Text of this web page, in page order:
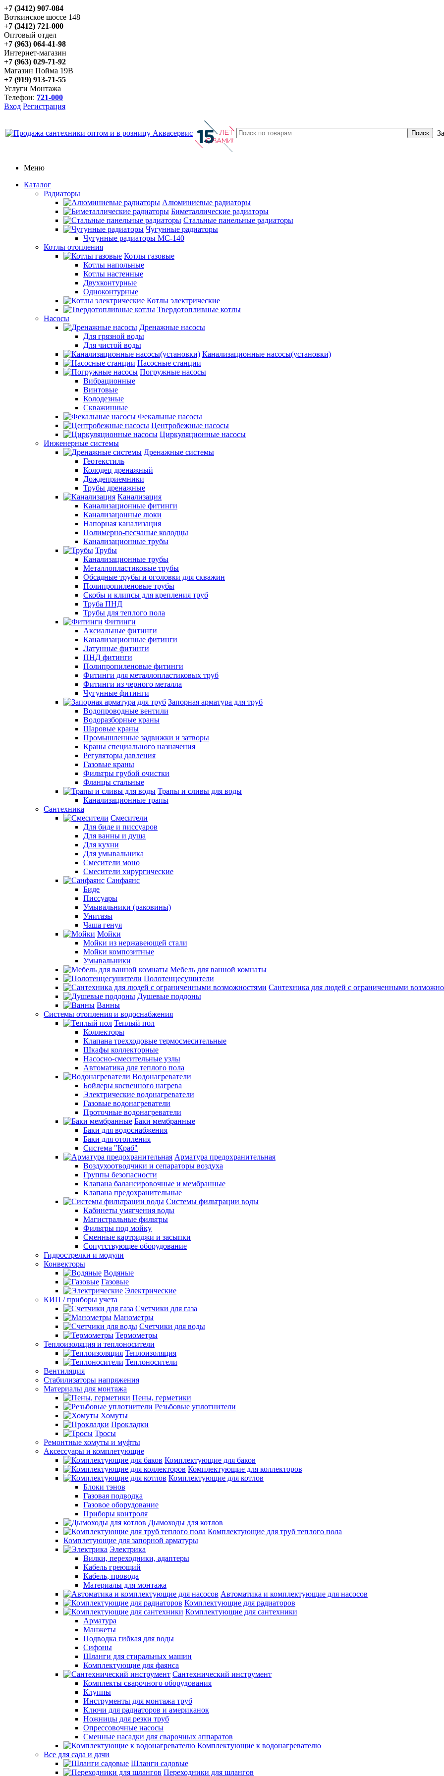
+7 (3412) 907-084
Воткинское шоссе 148
+7 (3412) 721-000
Оптовый отдел
+7 (963) 064-41-98
Интернет-магазин
+7 (963) 029-71-92
Магазин Пойма 19В
+7 (919) 913-71-55
Услуги Монтажа
Телефон: 721-000
Вход Регистрация
Меню
Каталог
Радиаторы
Алюминиевые радиаторы
Биметаллические радиаторы
Стальные панельные радиаторы
Чугунные радиаторы
Чугунные радиаторы МС-140
Котлы отопления
Котлы газовые
Котлы напольные
Котлы настенные
Двухконтурные
Одноконтурные
Котлы электрические
Твердотопливные котлы
Насосы
Дренажные насосы
Для грязной воды
Для чистой воды
Канализационные насосы(установки)
Насосные станции
Погружные насосы
Вибрационные
Винтовые
Колодезные
Скважинные
Фекальные насосы
Центробежные насосы
Циркуляционные насосы
Инженерные системы
Дренажные системы
Геотекстиль
Колодец дренажный
Дождеприемники
Трубы дренажные
Канализация
Канализационные фитинги
Канализацонные люки
Напорная канализация
Полимерно-песчаные колодцы
Канализационные трубы
Трубы
Канализационные трубы
Металлопластиковые трубы
Обсадные трубы и оголовки для скважин
Полипропиленовые трубы
Скобы и клипсы для крепления труб
Труба ПНД
Трубы для теплого пола
Фитинги
Аксиальные фитинги
Канализационные фитинги
Латунные фитинги
ПНД фитинги
Полипропиленовые фитинги
Фитинги для металлопластиковых труб
Фитинги из черного металла
Чугунные фитинги
Запорная арматура для труб
Водопроводные вентили
Водоразборные краны
Шаровые краны
Промышленные задвижки и затворы
Краны специального назначения
Регуляторы давления
Газовые краны
Фильтры грубой очистки
Фланцы стальные
Трапы и сливы для воды
Канализационные трапы
Сантехника
Смесители
Для биде и писсуаров
Для ванны и душа
Для кухни
Для умывальника
Смесители моно
Смесители хирургические
Санфаянс
Биде
Писсуары
Умывальники (раковины)
Унитазы
Чаша генуя
Мойки
Мойки из нержавеющей стали
Мойки композитные
Умывальники
Мебель для ванной комнаты
Полотенцесушители
Сантехника для людей с ограниченными
Душевые поддоны
Ванны
Системы отопления и водоснабжения
Теплый пол
Коллекторы
Клапана трехходовые термосмесительные
Шкафы коллекторные
Насосно-смесительные узлы
Автоматика для теплого пола
Водонагреватели
Бойлеры косвенного нагрева
Электрические водонагреватели
Газовые водонагреватели
Проточные водонагреватели
Баки мембранные
Баки для водоснабжения
Баки для отопления
Система "Краб"
Арматура предохранительная
Воздухоотводчики и сепараторы воздуха
Группы безопасности
Клапана балансировочные и мембранные
Клапана предохранительные
Системы фильтрации воды
Кабинеты умягчения воды
Магистральные фильтры
Фильтры под мойку
Сменные картриджи и засыпки
Сопутствующее оборудование
Гидрострелки и модули
Конвекторы
Водяные
Газовые
Электрические
КИП / приборы учета
Счетчики для газа
Манометры
Счетчики для воды
Термометры
Теплоизоляция и теплоносители
Теплоизоляция
Теплоносители
Вентиляция
Стабилизаторы напряжения
Материалы для монтажа
Пены, герметики
Резьбовые уплотнители
Хомуты
Прокладки
Тросы
Ремонтные хомуты и муфты
Аксессуары и комплетующие
Комплектующие для баков
Комплектующие для коллекторов
Комплектующие для котлов
Блоки тэнов
Газовая подводка
Газовое оборудование
Приборы контроля
Дымоходы для котлов
Комплектующие для труб теплого пола
Комплетующие для запорной арматуры
Электрика
Вилки, переходники, адаптеры
Кабель греющий
Кабель, провода
Материалы для монтажа
Автоматика и комплектующие для насосов
Комплектующие для радиаторов
Комплектующие для сантехники
Арматура
Манжеты
Подводка гибкая для воды
Сифоны
Шланги для стиральных машин
Комплектующие для фаянса
Сантехнический инструмент
Комплекты сварочного оборудования
Клуппы
Инструменты для монтажа труб
Ключи для радиаторов и американок
Ножницы для резки труб
Опрессовочные насосы
Сменные насадки для сварочных аппаратов
Комплектующие к водонагревателю
Все для сада и дачи
Шланги садовые
Переходники для шлангов